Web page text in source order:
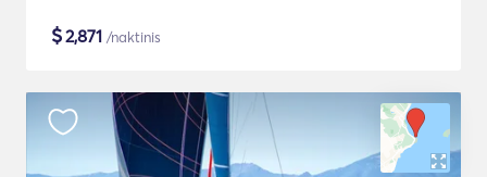
$2,871 /naktinis